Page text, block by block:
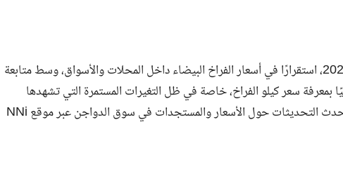
شهدت بورصة الدواجن اليوم، الأربعاء 12 فبراير 2025، استقرارًا في أسعار الفراخ البيضاء داخل المحلات والأسواق، وسط متابعة
بمعرفة سعر كيلو الفراخ، خاصة في ظل التغيرات المستمرة التي تشهدها
الأسواق المحلية. في هذا التقرير، نستعرض معكم أحدث التحديثات حول الأسعار والمستجدات في سوق الدواجن عبر موقع NNi